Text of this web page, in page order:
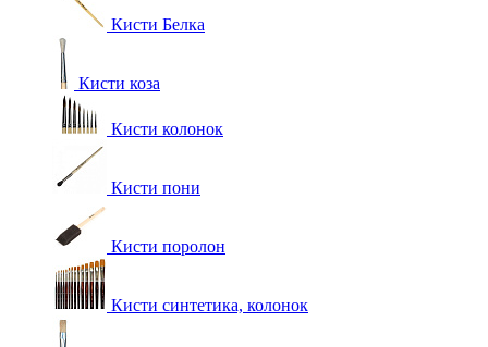
Кисти Белка
Кисти коза
Кисти колонок
Кисти пони
Кисти поролон
Кисти синтетика, колонок